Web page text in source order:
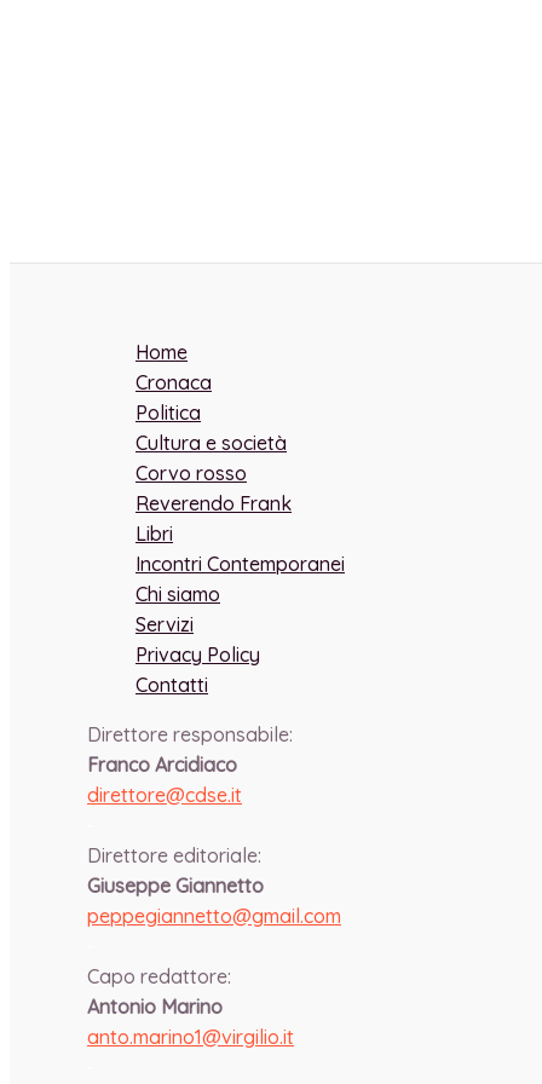
Home
Cronaca
Politica
Cultura e società
Corvo rosso
Reverendo Frank
Libri
Incontri Contemporanei
Chi siamo
Servizi
Privacy Policy
Contatti
Direttore responsabile:
Franco Arcidiaco
direttore@cdse.it
Direttore editoriale:
Giuseppe Giannetto
peppegiannetto@gmail.com
Capo redattore:
Antonio Marino
anto.marino1@virgilio.it